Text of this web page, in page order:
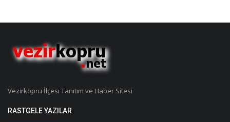
Vezirköprü İlçesi Tanıtım ve Haber Sitesi
RASTGELE YAZILAR